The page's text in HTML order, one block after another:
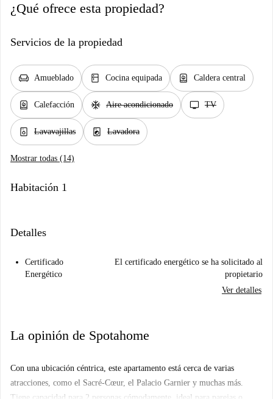
¿Qué ofrece esta propiedad?
Servicios de la propiedad
chair Amueblado kitchen Cocina equipada water_heater Caldera central
water_heater Calefacción ac_unit Aire acondicionado tv TV
dishwasher_gen Lavavajillas local_laundry_service Lavadora
Mostrar todas (14)
Habitación 1
Detalles
Certificado
Energético
El certificado energético se ha solicitado al
propietario
Ver detalles
La opinión de Spotahome
Con una ubicación céntrica, este apartamento está cerca de varias
atracciones, como el Sacré-Cœur, el Palacio Garnier y muchas más.